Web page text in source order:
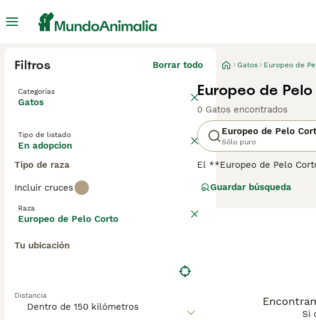
Filtros Borrar todo
Categorías
Gatos
Tipo de listado
En adopcion
Tipo de raza
Incluir cruces
Raza
Europeo de Pelo Corto
Tu ubicación
Distancia
Gatos Europeo de
Europeo de
0 Gatos encontrados
Europeo de Pelo
Sólo puro
El **Europeo de Pelo
caracteriza por su pelaje
inteligentes, sociables
requieren cuidados
gatos domésticos. Son
mantener la piel
\"gato doméstico de
Guardar búsqueda
Si